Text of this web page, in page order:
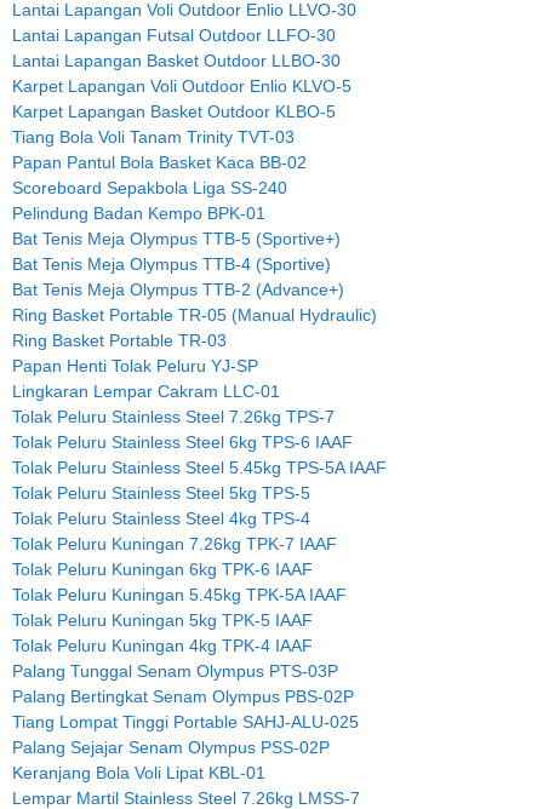
Lantai Lapangan Voli Outdoor Enlio LLVO-30
Lantai Lapangan Futsal Outdoor LLFO-30
Lantai Lapangan Basket Outdoor LLBO-30
Karpet Lapangan Voli Outdoor Enlio KLVO-5
Karpet Lapangan Basket Outdoor KLBO-5
Tiang Bola Voli Tanam Trinity TVT-03
Papan Pantul Bola Basket Kaca BB-02
Scoreboard Sepakbola Liga SS-240
Pelindung Badan Kempo BPK-01
Bat Tenis Meja Olympus TTB-5 (Sportive+)
Bat Tenis Meja Olympus TTB-4 (Sportive)
Bat Tenis Meja Olympus TTB-2 (Advance+)
Ring Basket Portable TR-05 (Manual Hydraulic)
Ring Basket Portable TR-03
Papan Henti Tolak Peluru YJ-SP
Lingkaran Lempar Cakram LLC-01
Tolak Peluru Stainless Steel 7.26kg TPS-7
Tolak Peluru Stainless Steel 6kg TPS-6 IAAF
Tolak Peluru Stainless Steel 5.45kg TPS-5A IAAF
Tolak Peluru Stainless Steel 5kg TPS-5
Tolak Peluru Stainless Steel 4kg TPS-4
Tolak Peluru Kuningan 7.26kg TPK-7 IAAF
Tolak Peluru Kuningan 6kg TPK-6 IAAF
Tolak Peluru Kuningan 5.45kg TPK-5A IAAF
Tolak Peluru Kuningan 5kg TPK-5 IAAF
Tolak Peluru Kuningan 4kg TPK-4 IAAF
Palang Tunggal Senam Olympus PTS-03P
Palang Bertingkat Senam Olympus PBS-02P
Tiang Lompat Tinggi Portable SAHJ-ALU-025
Palang Sejajar Senam Olympus PSS-02P
Keranjang Bola Voli Lipat KBL-01
Lempar Martil Stainless Steel 7.26kg LMSS-7